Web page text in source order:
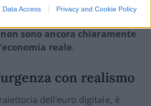
Data Access Privacy and Cookie Policy
legittimo nel quadro strategico
sono ancora chiaramente
reale.
con realismo
dell’euro digitale, è